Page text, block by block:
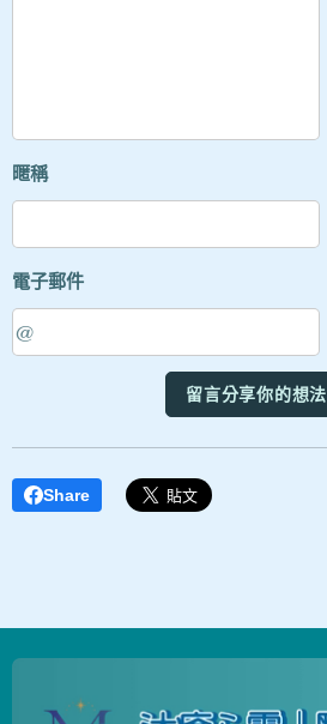
暱稱
電子郵件
留言分享你的想法
Share